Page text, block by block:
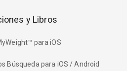
y Libros
para iOS
Búsqueda para iOS / Android